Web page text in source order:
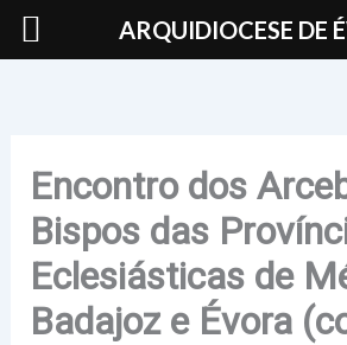
Skip
Encontro dos
Bispos das
Eclesiásticas de
Badajoz e Évora
ARQUIDIOCESE DE